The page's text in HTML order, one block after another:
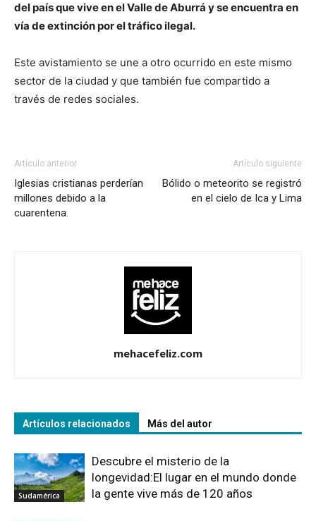
del país que vive en el Valle de Aburrá y se encuentra en
vía de extinción por el tráfico ilegal.
Este avistamiento se une a otro ocurrido en este mismo
sector de la ciudad y que también fue compartido a
través de redes sociales.
Artículo anterior
Iglesias cristianas perderían
millones debido a la
cuarentena.
Artículo siguiente
Bólido o meteorito se registró
en el cielo de Ica y Lima
mehacefeliz.com
Artículos relacionados Más del autor
Sudamérica
Descubre el misterio de la
longevidad:El lugar en el mundo donde
la gente vive más de 120 años